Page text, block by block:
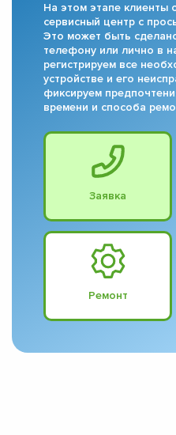
На этом этапе
сервисный центр с
Это может быть
телефону или лично в
регистрируем все
устройстве и его
фиксируем
времени и способа
Заявка
Ремонт